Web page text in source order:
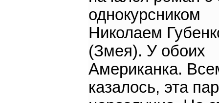
однокурсником
Николаем
(Змея). У обоих
Американка.
казалось, эта